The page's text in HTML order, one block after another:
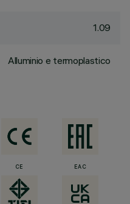
1.09
Alluminio e termoplastico
CE EAC